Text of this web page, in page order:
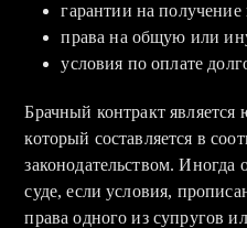
гарантии на получение
права на общую или
условия по оплате
Брачный контракт
который составляется в
законодательством.
суде, если условия,
права одного из супругов